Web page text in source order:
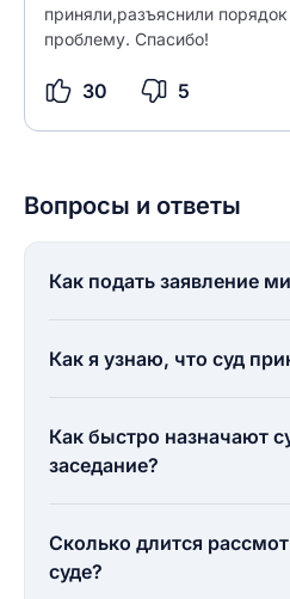
приняли,разъяснили
проблему. Спасибо!
30 5
Вопросы и ответы
Как подать заявление
Как я узнаю, что суд
Как быстро назначают
заседание?
Сколько длится
суде?